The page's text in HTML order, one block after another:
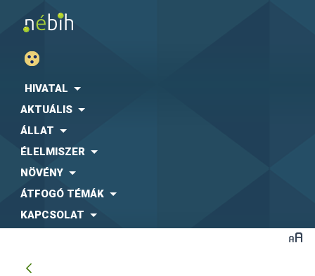
HIVATAL
AKTUÁLIS
ÁLLAT
ÉLELMISZER
NÖVÉNY
ÁTFOGÓ TÉMÁK
KAPCSOLAT